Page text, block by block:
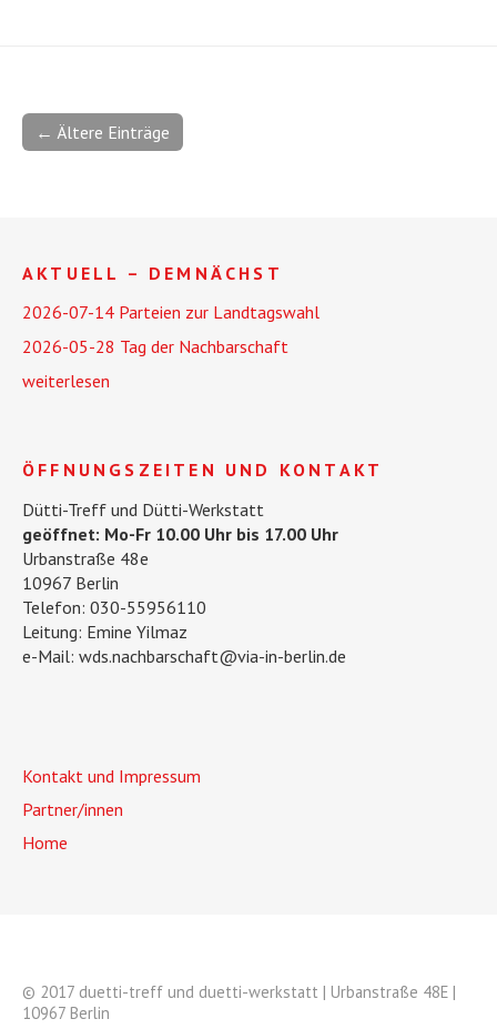
← Ältere Einträge
AKTUELL – DEMNÄCHST
2026-07-14 Parteien zur Landtagswahl
2026-05-28 Tag der Nachbarschaft
weiterlesen
ÖFFNUNGSZEITEN UND KONTAKT
Dütti-Treff und Dütti-Werkstatt
geöffnet: Mo-Fr 10.00 Uhr bis 17.00 Uhr
Urbanstraße 48e
10967 Berlin
Telefon: 030-55956110
Leitung: Emine Yilmaz
e-Mail: wds.nachbarschaft@via-in-berlin.de
Kontakt und Impressum
Partner/innen
Home
© 2017 duetti-treff und duetti-werkstatt | Urbanstraße 48E |
10967 Berlin